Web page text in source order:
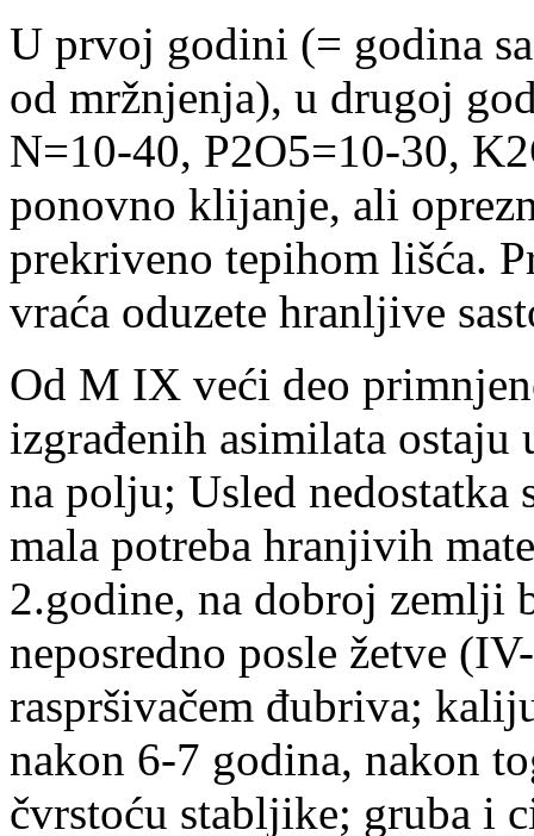
U prvoj godini (= godina
od mržnjenja), u drugoj
N=10-40, P2O5=10-30,
ponovno klijanje, ali
prekriveno tepihom lišća.
vraća oduzete hranljive
Od M IX veći deo
izgrađenih asimilata
na polju; Usled nedostatka
mala potreba hranjivih
2.godine, na dobroj zemlji
neposredno posle žetve
raspršivačem đubriva;
nakon 6-7 godina, nakon
čvrstoću stabljike; gruba i